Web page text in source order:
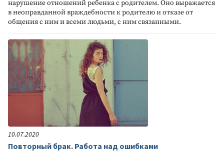
нарушение отношений ребенка с родителем. Оно выражается
в неоправданной враждебности к родителю и отказе от
общения с ним и всеми людьми, с ним связанными.
10.07.2020
Повторный брак. Работа над ошибками